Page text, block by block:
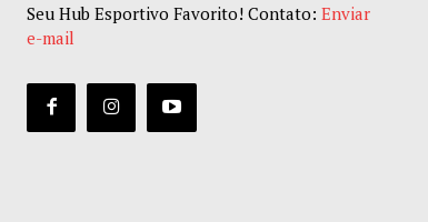
Seu Hub Esportivo Favorito! Contato: Enviar
e-mail